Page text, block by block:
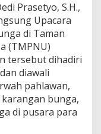
Prasetyo, S.H.,
Upacara
di Taman
(TMPNU)
tersebut dihadiri
diawali
pahlawan,
bunga,
di pusara para